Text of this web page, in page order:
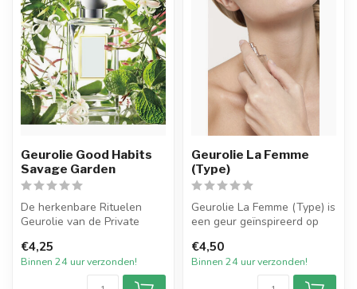
Geurolie Good Habits
Savage Garden
De herkenbare Rituelen
Geurolie van de Private
Een s...
€4,25
Binnen 24 uur verzonden!
Geurolie La Femme
(Type)
Geurolie La Femme (Type) is
een geur geïnspireerd op
geure...
€4,50
Binnen 24 uur verzonden!